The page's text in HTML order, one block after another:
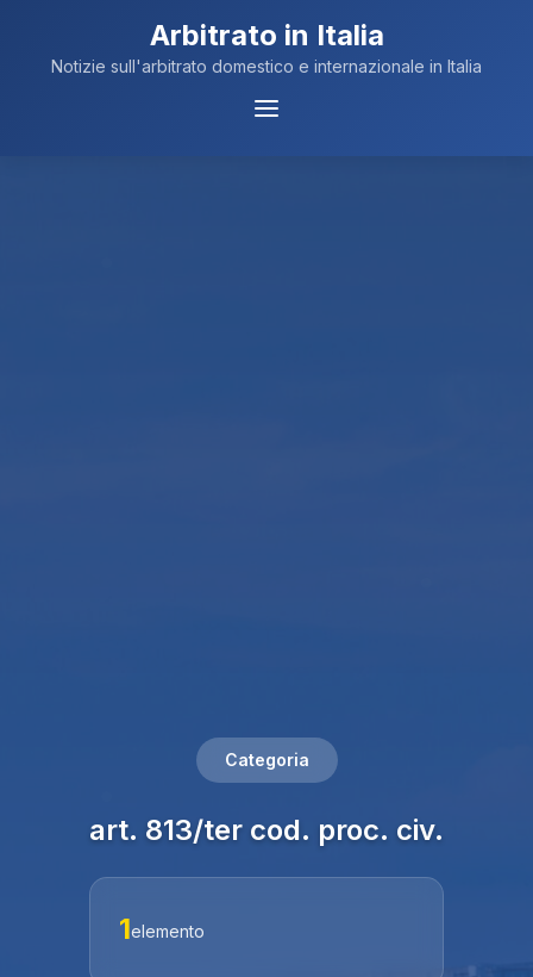
Arbitrato in Italia
Notizie sull'arbitrato domestico e internazionale in Italia
Menu
Categoria
art. 813/ter cod. proc. civ.
1elemento